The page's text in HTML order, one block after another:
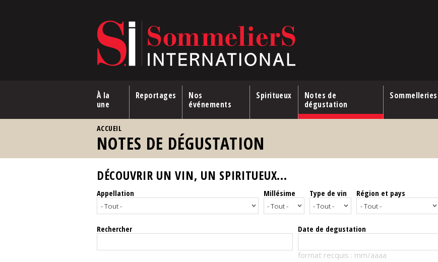
À la
une
Reportages
Nos
événements
Spiritueux
Notes de
dégustation
Sommelleries
ACCUEIL
NOTES DE DÉGUSTATION
DÉCOUVRIR UN VIN, UN SPIRITUEUX...
Appellation Millésime Type de vin Région et pays
Rechercher Date de degustation
format recquis : mm/aaaa